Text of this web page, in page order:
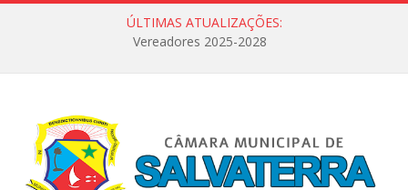
ÚLTIMAS ATUALIZAÇÕES:
Vereadores 2025-2028